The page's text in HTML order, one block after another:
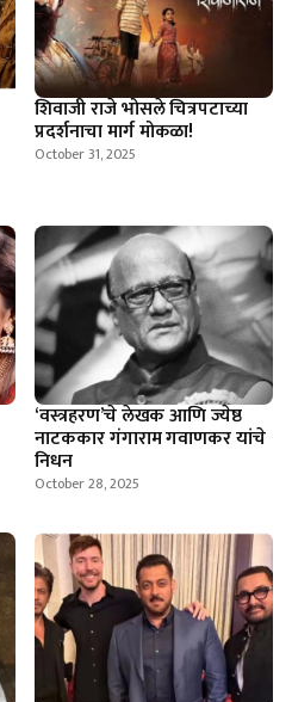
शिवाजी राजे भोसले चित्रपटाच्या
प्रदर्शनाचा मार्ग मोकळा!
October 31, 2025
‘वस्त्रहरण’चे लेखक आणि ज्येष्ठ
नाटककार गंगाराम गवाणकर यांचे
निधन
October 28, 2025